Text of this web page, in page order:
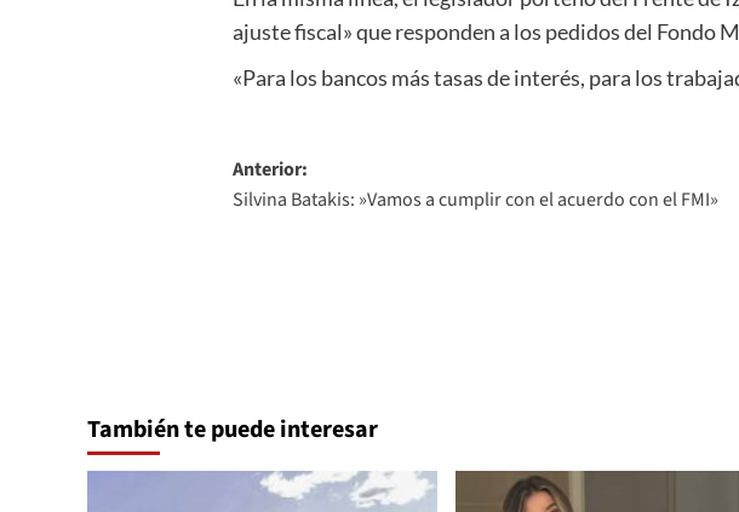
ajuste fiscal» que responden a los pedidos del Fondo
«Para los bancos más tasas de interés, para los
Navegación
de
Anterior:
Silvina Batakis: »Vamos a cumplir con el acuerdo con el FMI»
También te puede interesar